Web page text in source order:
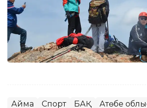
Аймақ Спорт БАҚ Ақтөбе